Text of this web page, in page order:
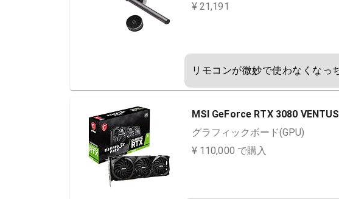
¥ 21,191
リモコンが微妙で使わなくなっ
MSI GeForce RTX 3080
グラフィックボード(GPU)
¥ 110,000 で購入